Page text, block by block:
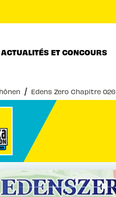
ACTUALITÉS ET CONCOURS
/ Edens Zero Chapitre 026